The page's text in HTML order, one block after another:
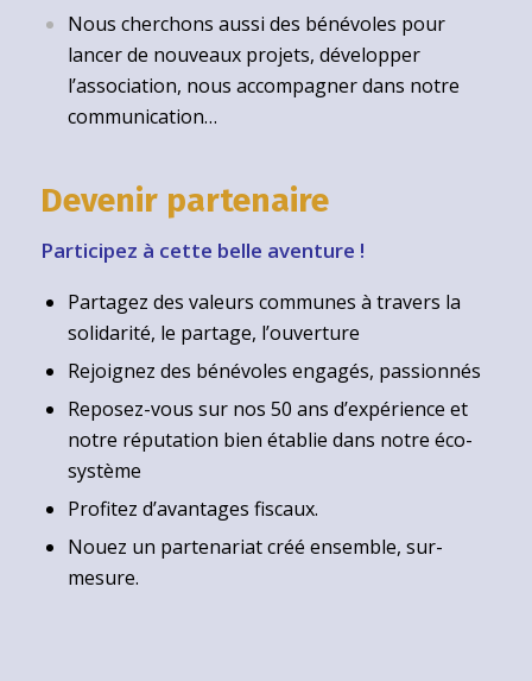
Nous cherchons aussi des bénévoles pour
lancer de nouveaux projets, développer
l’association, nous accompagner dans notre
communication…
Devenir partenaire
Participez à cette belle aventure !
Partagez des valeurs communes à travers la
solidarité, le partage, l’ouverture
Rejoignez des bénévoles engagés, passionnés
Reposez-vous sur nos 50 ans d’expérience et
notre réputation bien établie dans notre éco-
système
Profitez d’avantages fiscaux.
Nouez un partenariat créé ensemble, sur-
mesure.